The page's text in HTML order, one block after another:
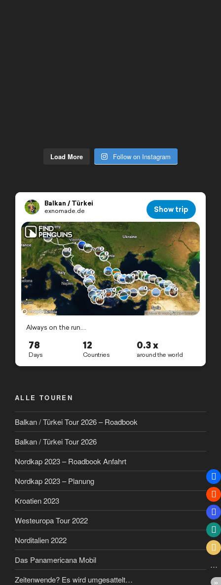
Load More Follow on Instagram
ALLE TOUREN
Balkan / Türkei Tour 2026 – Roadbook
Balkan / Türkei Tour 2026
Nordkap 2023 – Roadbook Anfahrt
Nordkap 2023 – Planung
Kroatien 2023
Westeuropa Tour 2022
Norditalien 2022
Das Panamericana Mobil
Zeitenwende? Es wird umgesattelt…